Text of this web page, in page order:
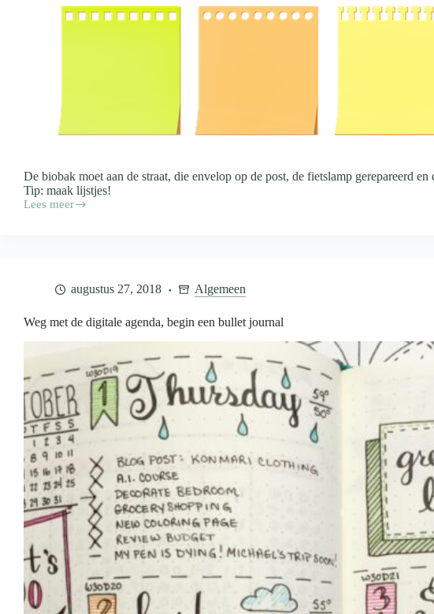
De biobak moet aan de straat, die envelop op de post, de fietslamp gerepareerd
Tip: maak lijstjes!
Lees meer
Waarom
augustus 27, 2018 Algemeen
Weg met de digitale agenda, begin een bullet journal